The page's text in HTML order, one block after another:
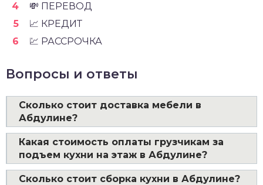
💸 ПЕРЕВОД
📈 КРЕДИТ
💹 РАССРОЧКА
Вопросы и ответы
Сколько стоит доставка мебели в
Абдулине?
Какая стоимость оплаты грузчикам за
подъем кухни на этаж в Абдулине?
Сколько стоит сборка кухни в Абдулине?